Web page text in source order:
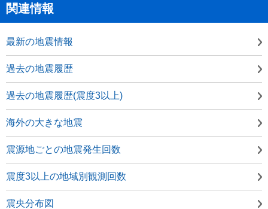
関連情報
最新の地震情報
過去の地震履歴
過去の地震履歴(震度3以上)
海外の大きな地震
震源地ごとの地震発生回数
震度3以上の地域別観測回数
震央分布図